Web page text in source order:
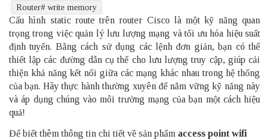
Router# write memory
Cấu hình static route trên router Cisco là một kỹ năng quan
trọng trong việc quản lý lưu lượng mạng và tối ưu hóa hiệu suất
định tuyến. Bằng cách sử dụng các lệnh đơn giản, bạn có thể
thiết lập các đường dẫn cụ thể cho lưu lượng truy cập, giúp cải
thiện khả năng kết nối giữa các mạng khác nhau trong hệ thống
của bạn. Hãy thực hành thường xuyên để nắm vững kỹ năng này
và áp dụng chúng vào môi trường mạng của bạn một cách hiệu
quả!
Để biết thêm thông tin chi tiết về sản phẩm access point wifi